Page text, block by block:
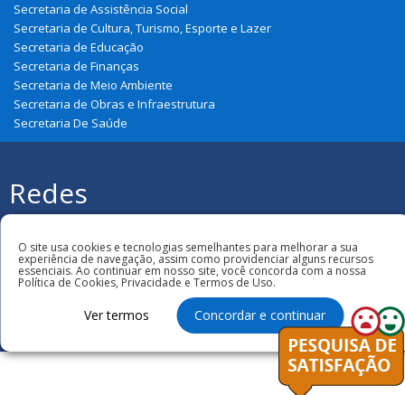
Secretaria de Assistência Social
Secretaria de Cultura, Turismo, Esporte e Lazer
Secretaria de Educação
Secretaria de Finanças
Secretaria de Meio Ambiente
Secretaria de Obras e Infraestrutura
Secretaria De Saúde
Redes
Sociais
Todos os direitos reservados à Prefeitura
Municipal de Graça Aranha
O site usa cookies e tecnologias semelhantes para melhorar a sua
experiência de navegação, assim como providenciar alguns recursos
essenciais. Ao continuar em nosso site, você concorda com a nossa
Política de Cookies, Privacidade e Termos de Uso.
Ver termos Concordar e continuar